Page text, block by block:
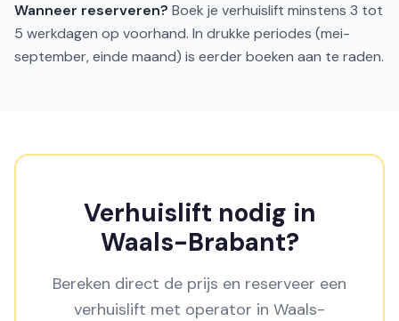
Wanneer reserveren? Boek je verhuislift minstens 3 tot
5 werkdagen op voorhand. In drukke periodes (mei-
september, einde maand) is eerder boeken aan te raden.
Verhuislift nodig in
Waals-Brabant?
Bereken direct de prijs en reserveer een
verhuislift met operator in Waals-